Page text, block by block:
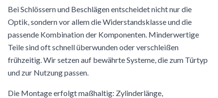
Bei Schlössern und Beschlägen entscheidet nicht nur die
Optik, sondern vor allem die Widerstandsklasse und die
passende Kombination der Komponenten. Minderwertige
Teile sind oft schnell überwunden oder verschleißen
frühzeitig. Wir setzen auf bewährte Systeme, die zum Türtyp
und zur Nutzung passen.
Die Montage erfolgt maßhaltig: Zylinderlänge,